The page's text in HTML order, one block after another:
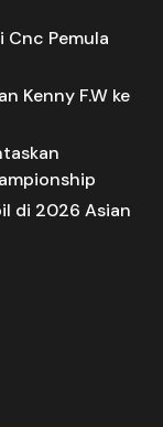
Cnc Pemula
Kenny F.W ke
di 2026 Asian